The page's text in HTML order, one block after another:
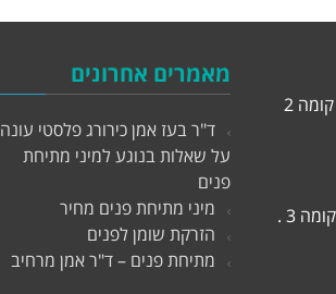
מאמרים אחרונים
ד"ר בעז אמן כירורג פלסטי עונה
על שאלות בנוגע למיני מתיחת
פנים
מיני מתיחת פנים מחיר
הזרקת שומן לפנים
מתיחת פנים – ד"ר אמן מרחיב